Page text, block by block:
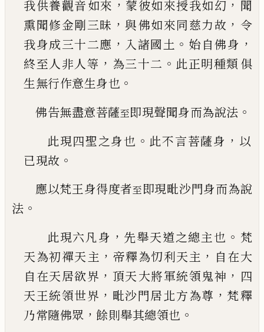
我供養觀音如來 ， 蒙彼如來授我如幻 ， 聞
熏聞修金剛三昧 ， 與佛如來同慈力故 ， 令
我身成三十二應 ， 入諸國土 。 始自佛身 ，
終至人非人等 ， 為三十二 。 此正明種類 俱
生無行作意生身也 。
佛告無盡意菩薩至即現聲聞身而為說法 。
此現四聖之身也 。 此不言菩薩身 ， 以
已現故 。
應以梵王身得度者至即現毗沙門身而為說
法 。
此現六凡身 ， 先舉天道之總主也 。 梵
天為初禪天 主 ， 帝釋為忉利天主 ， 自在大
自在天居欲界 ， 頂天大將軍統領鬼神 ， 四
天王統領世界 ， 毗沙門居北方為尊 ， 梵釋
乃常隨佛眾 ， 餘則舉其總領也 。